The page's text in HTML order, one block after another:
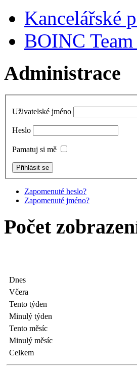
Kancelářské
BOINC
Administrace
Uživatelské jméno
Heslo
Pamatuj si mě
Zapomenuté heslo?
Zapomenuté jméno?
Počet
Dnes
Včera
Tento týden
Minulý týden
Tento měsíc
Minulý měsíc
Celkem